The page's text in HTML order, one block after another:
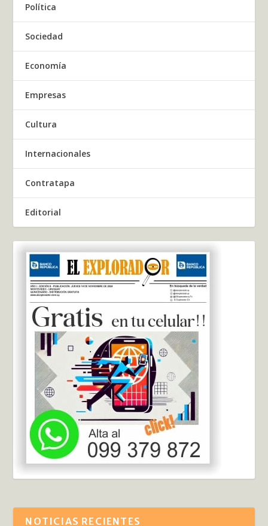
Política
Sociedad
Economía
Empresas
Cultura
Internacionales
Contratapa
Editorial
NOTICIAS RECIENTES